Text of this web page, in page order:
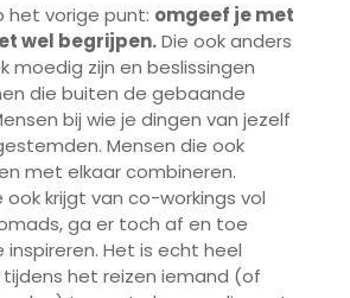
het vorige punt: omgeef je met
wel begrijpen.Die ook anders
moedig zijn en beslissingen
die buiten de gebaande
bij wie je dingen van jezelf
Mensen die ook
met elkaar combineren.
ook krijgt van co-workings vol
ga er toch af en toe
Het is echt heel
het reizen iemand (of